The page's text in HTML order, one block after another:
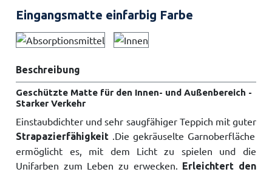
Eingangsmatte einfarbig Farbe
Beschreibung
Geschützte Matte für den Innen- und Außenbereich -
Starker Verkehr
Einstaubdichter und sehr saugfähiger Teppich mitguter
Strapazierfähigkeit .Die gekräuselte Garnoberfläche
ermöglicht es, mit dem Licht zu spielen und die
Unifarben zum Leben zu erwecken. Erleichtert den